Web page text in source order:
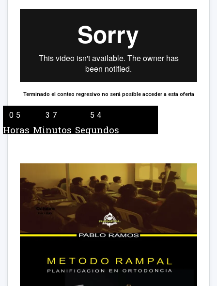
Terminado el conteo regresivo no será posible acceder a esta oferta
05
Horas
37
Minutos
54
Segundos